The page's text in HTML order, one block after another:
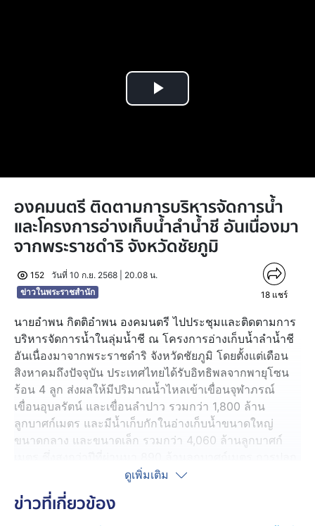
Play
องคมนตรี ติดตามการบริหารจัดการน้ำ
และโครงการอ่างเก็บน้ำลำน้ำชี อันเนื่องมา
จากพระราชดำริ จังหวัดชัยภูมิ
152
วันที่ 10 ก.ย. 2568 | 20.08 น.
ข่าวในพระราชสำนัก
18 แชร์
นายอำพน กิตติอำพน องคมนตรี ไปประชุมและติดตามการ
บริหารจัดการน้ำในลุ่มน้ำชี ณ โครงการอ่างเก็บน้ำลำน้ำชี
อันเนื่องมาจากพระราชดำริ จังหวัดชัยภูมิ โดยตั้งแต่เดือน
สิงหาคมถึงปัจจุบัน ประเทศไทยได้รับอิทธิพลจากพายุโซน
ร้อน 4 ลูก ส่งผลให้มีปริมาณน้ำไหลเข้าเขื่อนจุฬาภรณ์
เขื่อนอุบลรัตน์ และเขื่อนลำปาว รวมกว่า 1,800 ล้าน
ลูกบาศก์เมตร และมีน้ำเก็บกักในอ่างเก็บน้ำขนาดใหญ่
ขนาดกลาง และขนาดเล็ก รวมกว่า 4,060 ล้านลูกบาศก์
ข้าวนาปีในพื้นที่ภาคตะวันออกเฉียงเหนือเป็นไปอย่างเต็ม
ศักยภาพกว่า 37 ล้านไร่ ขณะที่ข้าวนาปีที่อยู่ระหว่างการ
เพาะปลูกได้รับผลกระทบจากอุทกภัยประมาณ 100,000 ไร่
ดูเพิ่มเติม
ข่าวที่เกี่ยวข้อง